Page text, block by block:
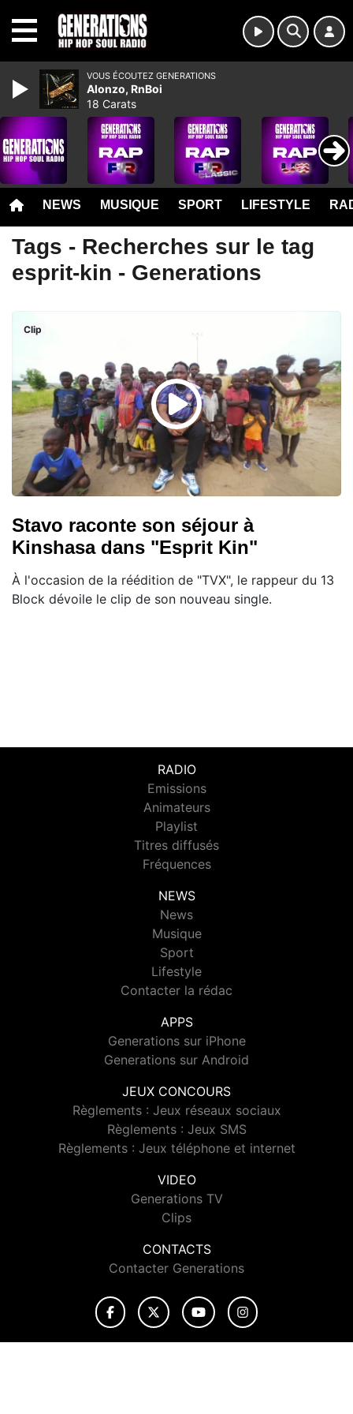
NEWS MUSIQUE SPORT LIFESTYLE
Tags - Recherches sur le tag
esprit-kin - Generations
Clip
Stavo raconte son séjour à
Kinshasa dans "Esprit Kin"
À l'occasion de la réédition de "TVX", le rappeur du 13
Block dévoile le clip de son nouveau single.
RADIO
Emissions
Animateurs
Playlist
Titres diffusés
Fréquences
NEWS
News
Musique
Sport
Lifestyle
Contacter la rédac
APPS
Generations sur iPhone
Generations sur Android
JEUX CONCOURS
Règlements : Jeux réseaux sociaux
Règlements : Jeux SMS
Règlements : Jeux téléphone et internet
VIDEO
Generations TV
Clips
CONTACTS
Contacter Generations
VOUS ÉCOUTEZ GENERATIONS
Alonzo, RnBoi
18 Carats